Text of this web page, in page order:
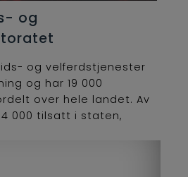
og
og velferdstjenester
og har 19 000
over hele landet. Av
000 tilsatt i staten,
På NAV-kontorene
og kommunalt tilsatte